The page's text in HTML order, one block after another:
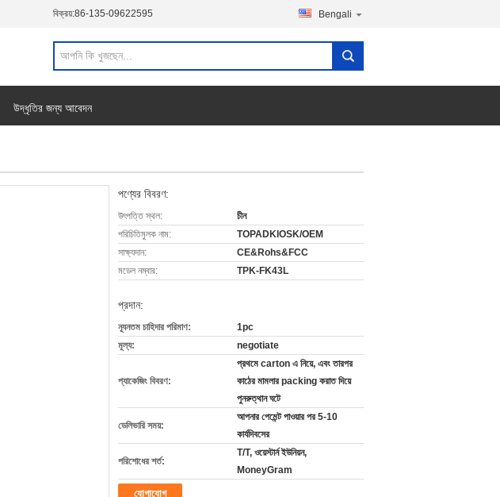
বিক্রয়:86-135-09622595 Bengali
উদ্ধৃতির জন্য আবেদন
পণ্যের বিবরণ:
উৎপত্তি স্থল:
চীন
পরিচিতিমুলক নাম:
TOPADKIOSK/OEM
সাক্ষ্যদান:
CE&Rohs&FCC
মডেল নম্বার:
TPK-FK43L
প্রদান:
ন্যূনতম চাহিদার পরিমাণ:
1pc
মূল্য:
negotiate
প্যাকেজিং বিবরণ:
প্রথমে carton এ নিয়ে, এবং তারপর
কাঠের মামলার packing করাত দিয়ে
পুনরুত্থান ঘটে
ডেলিভারি সময়:
আপনার পেমেন্ট পাওয়ার পর 5-10
কার্যদিবসের
পরিশোধের শর্ত:
T/T, ওয়েস্টার্ন ইউনিয়ন,
MoneyGram
যোগাযোগ